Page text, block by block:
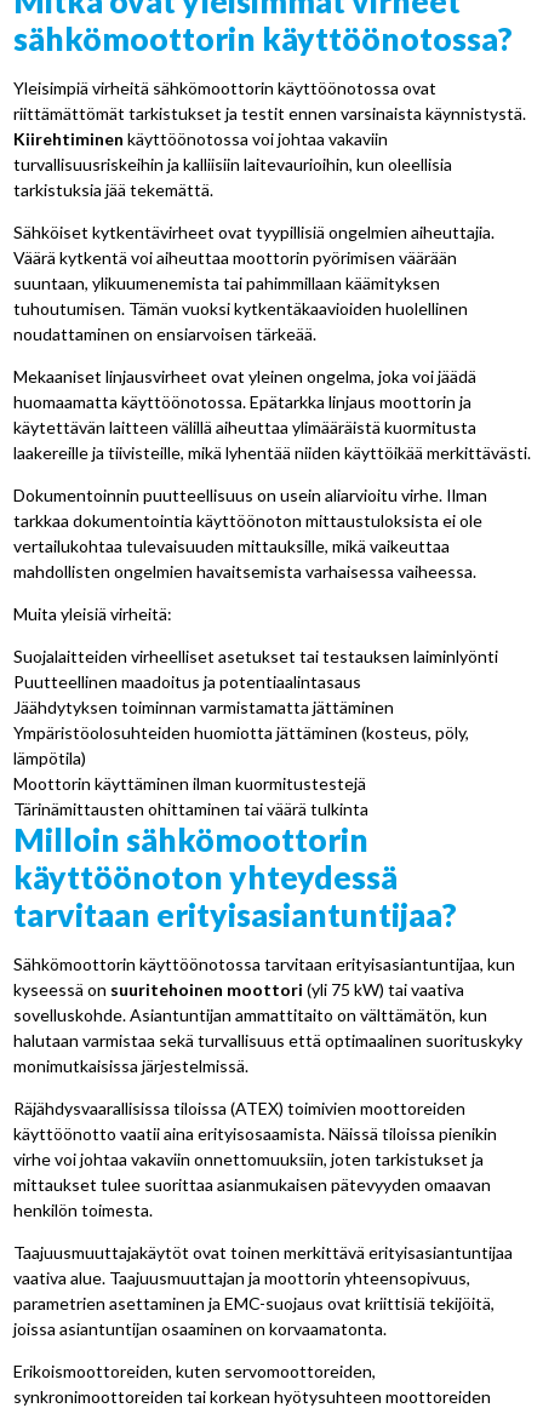
sähkömoottorin käyttöönotossa?
Yleisimpiä virheitä sähkömoottorin käyttöönotossa ovat
riittämättömät tarkistukset ja testit ennen varsinaista käynnistystä.
Kiirehtiminen käyttöönotossa voi johtaa vakaviin
turvallisuusriskeihin ja kalliisiin laitevaurioihin, kun oleellisia
tarkistuksia jää tekemättä.
Sähköiset kytkentävirheet ovat tyypillisiä ongelmien aiheuttajia.
Väärä kytkentä voi aiheuttaa moottorin pyörimisen väärään
suuntaan, ylikuumenemista tai pahimmillaan käämityksen
tuhoutumisen. Tämän vuoksi kytkentäkaavioiden huolellinen
noudattaminen on ensiarvoisen tärkeää.
Mekaaniset linjausvirheet ovat yleinen ongelma, joka voi jäädä
huomaamatta käyttöönotossa. Epätarkka linjaus moottorin ja
käytettävän laitteen välillä aiheuttaa ylimääräistä kuormitusta
laakereille ja tiivisteille, mikä lyhentää niiden käyttöikää merkittävästi.
Dokumentoinnin puutteellisuus on usein aliarvioitu virhe. Ilman
tarkkaa dokumentointia käyttöönoton mittaustuloksista ei ole
vertailukohtaa tulevaisuuden mittauksille, mikä vaikeuttaa
mahdollisten ongelmien havaitsemista varhaisessa vaiheessa.
Muita yleisiä virheitä:
Suojalaitteiden virheelliset asetukset tai testauksen laiminlyönti
Puutteellinen maadoitus ja potentiaalintasaus
Jäähdytyksen toiminnan varmistamatta jättäminen
Ympäristöolosuhteiden huomiotta jättäminen (kosteus, pöly,
lämpötila)
Moottorin käyttäminen ilman kuormitustestejä
Tärinämittausten ohittaminen tai väärä tulkinta
Milloin sähkömoottorin
käyttöönoton yhteydessä
tarvitaan erityisasiantuntijaa?
Sähkömoottorin käyttöönotossa tarvitaan erityisasiantuntijaa, kun
kyseessä on suuritehoinen moottori (yli 75 kW) tai vaativa
sovelluskohde. Asiantuntijan ammattitaito on välttämätön, kun
halutaan varmistaa sekä turvallisuus että optimaalinen suorituskyky
monimutkaisissa järjestelmissä.
Räjähdysvaarallisissa tiloissa (ATEX) toimivien moottoreiden
käyttöönotto vaatii aina erityisosaamista. Näissä tiloissa pienikin
virhe voi johtaa vakaviin onnettomuuksiin, joten tarkistukset ja
mittaukset tulee suorittaa asianmukaisen pätevyyden omaavan
henkilön toimesta.
Taajuusmuuttajakäytöt ovat toinen merkittävä erityisasiantuntijaa
vaativa alue. Taajuusmuuttajan ja moottorin yhteensopivuus,
parametrien asettaminen ja EMC-suojaus ovat kriittisiä tekijöitä,
joissa asiantuntijan osaaminen on korvaamatonta.
Erikoismoottoreiden, kuten servomoottoreiden,
synkronimoottoreiden tai korkean hyötysuhteen moottoreiden